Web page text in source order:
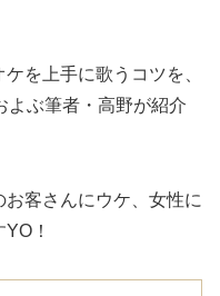
を上手に歌うコツを、
よぶ筆者・高野が紹介
客さんにウケ、女性に
！